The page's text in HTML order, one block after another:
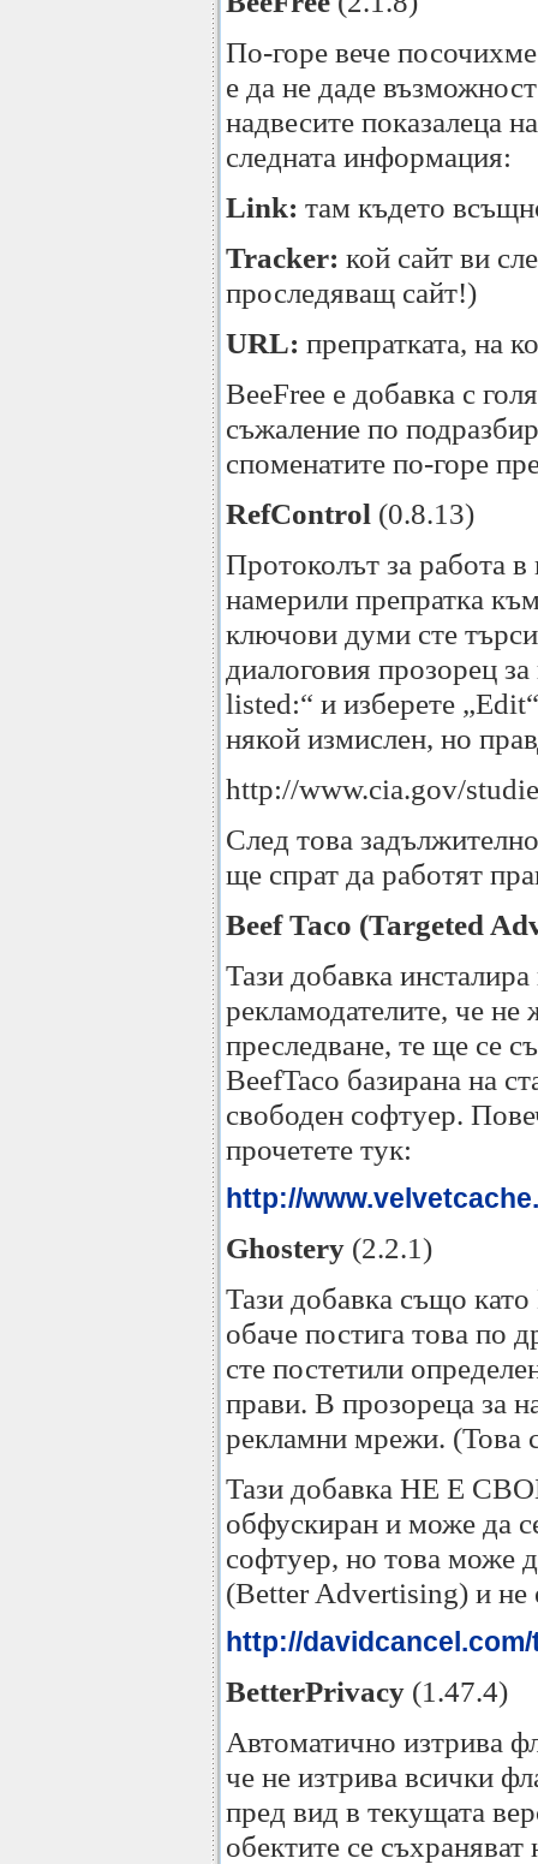
По-горе вече
е да не даде
надвесите показалеца
следната информация:
Link: там където
Tracker: кой сайт ви
проследяващ сайт!)
URL: препратката, на
BeeFree е добавка с
съжаление по
споменатите по-горе
RefControl (0.8.13)
Протоколът за работа в
намерили препратка
ключови думи сте
диалоговия прозорец
listed:“ и изберете
някой измислен, но
http://www.cia.gov/
След това
ще спрат да работят
Beef Taco (Targeted
Тази добавка
рекламодателите, че не
преследване, те ще се
BeefTaco базирана на
свободен софтуер.
прочетете тук:
http://
Ghostery (2.2.1)
Тази добавка също
обаче постига това по
сте постетили
прави. В прозореца за
рекламни мрежи. (Това
Тази добавка НЕ Е
обфускиран и може да
софтуер, но това може
(Better Advertising) и не
http://
BetterPrivacy (1.47.4)
Автоматично изтрива
че не изтрива всички
пред вид в текущата
обектите се